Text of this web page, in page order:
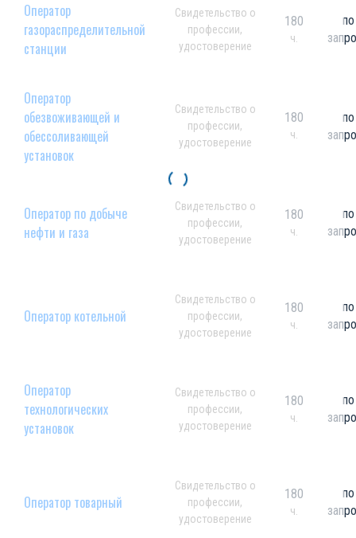
Оператор
газораспределительной
станции
Свидетельство о
профессии,
удостоверение
180
ч.
по
Оператор
обезвоживающей и
обессоливающей
установок
Свидетельство о
профессии,
удостоверение
180
ч.
по
Оператор по добыче
нефти и газа
Свидетельство о
профессии,
удостоверение
180
ч.
по
Оператор котельной
Свидетельство о
профессии,
удостоверение
180
ч.
по
Оператор
технологических
установок
Свидетельство о
профессии,
удостоверение
180
ч.
по
Оператор товарный
Свидетельство о
профессии,
удостоверение
180
ч.
по